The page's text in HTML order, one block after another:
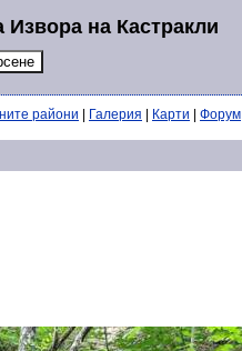
на Кастракли
райони Галерия Карти Форум